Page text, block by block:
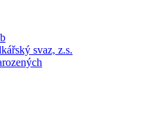
svaz, z.s.